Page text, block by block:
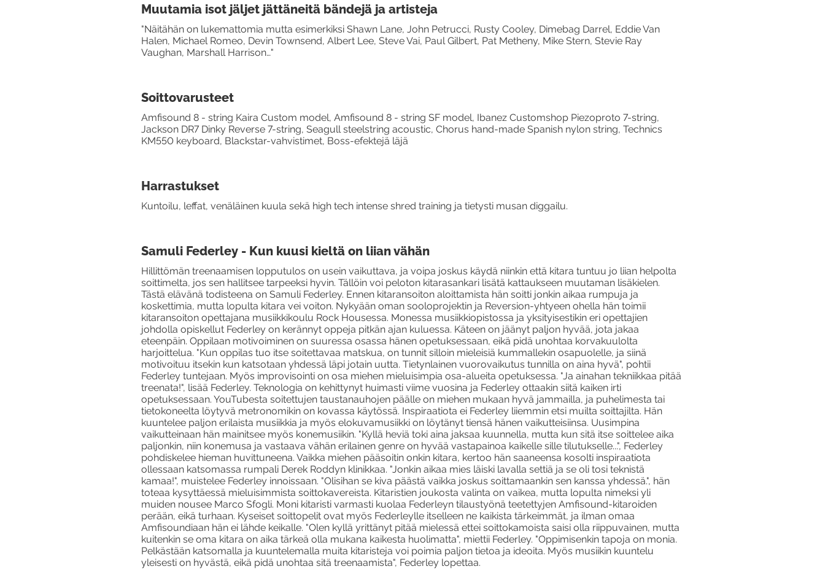
Muutamia isot jäljet jättäneitä bändejä ja artisteja
"Näitähän on lukemattomia mutta esimerkiksi Shawn Lane, John Petrucci, Rusty Cooley, Dimebag Darrel, Eddie Van
Halen, Michael Romeo, Devin Townsend, Albert Lee, Steve Vai, Paul Gilbert, Pat Metheny, Mike Stern, Stevie Ray
Vaughan, Marshall Harrison…"
Soittovarusteet
Amfisound 8 - string Kaira Custom model, Amfisound 8 - string SF model, Ibanez Customshop Piezoproto 7-string,
Jackson DR7 Dinky Reverse 7-string, Seagull steelstring acoustic, Chorus hand-made Spanish nylon string, Technics
KM550 keyboard, Blackstar-vahvistimet, Boss-efektejä läjä
Harrastukset
Kuntoilu, leffat, venäläinen kuula sekä high tech intense shred training ja tietysti musan diggailu.
Samuli Federley - Kun kuusi kieltä on liian vähän
Hillittömän treenaamisen lopputulos on usein vaikuttava, ja voipa joskus käydä niinkin että kitara tuntuu jo liian helpolta
soittimelta, jos sen hallitsee tarpeeksi hyvin. Tällöin voi peloton kitarasankari lisätä kattaukseen muutaman lisäkielen.
Tästä elävänä todisteena on Samuli Federley. Ennen kitaransoiton aloittamista hän soitti jonkin aikaa rumpuja ja
koskettimia, mutta lopulta kitara vei voiton. Nykyään oman sooloprojektin ja Reversion-yhtyeen ohella hän toimii
kitaransoiton opettajana musiikkikoulu Rock Housessa. Monessa musiikkiopistossa ja yksityisestikin eri opettajien
johdolla opiskellut Federley on kerännyt oppeja pitkän ajan kuluessa. Käteen on jäänyt paljon hyvää, jota jakaa
eteenpäin. Oppilaan motivoiminen on suuressa osassa hänen opetuksessaan, eikä pidä unohtaa korvakuulolta
harjoittelua. "Kun oppilas tuo itse soitettavaa matskua, on tunnit silloin mieleisiä kummallekin osapuolelle, ja siinä
motivoituu itsekin kun katsotaan yhdessä läpi jotain uutta. Tietynlainen vuorovaikutus tunnilla on aina hyvä", pohtii
Federley tuntejaan. Myös improvisointi on osa miehen mieluisimpia osa-alueita opetuksessa. "Ja ainahan tekniikkaa pitää
treenata!", lisää Federley. Teknologia on kehittynyt huimasti viime vuosina ja Federley ottaakin siitä kaiken irti
opetuksessaan. YouTubesta soitettujen taustanauhojen päälle on miehen mukaan hyvä jammailla, ja puhelimesta tai
tietokoneelta löytyvä metronomikin on kovassa käytössä. Inspiraatiota ei Federley liiemmin etsi muilta soittajilta. Hän
kuuntelee paljon erilaista musiikkia ja myös elokuvamusiikki on löytänyt tiensä hänen vaikutteisiinsa. Uusimpina
vaikutteinaan hän mainitsee myös konemusiikin. "Kyllä heviä toki aina jaksaa kuunnella, mutta kun sitä itse soittelee aika
paljonkin, niin konemusa ja vastaava vähän erilainen genre on hyvää vastapainoa kaikelle sille tilutukselle...", Federley
pohdiskelee hieman huvittuneena. Vaikka miehen pääsoitin onkin kitara, kertoo hän saaneensa kosolti inspiraatiota
ollessaan katsomassa rumpali Derek Roddyn klinikkaa. "Jonkin aikaa mies läiski lavalla settiä ja se oli tosi teknistä
kamaa!", muistelee Federley innoissaan. "Olisihan se kiva päästä vaikka joskus soittamaankin sen kanssa yhdessä.", hän
toteaa kysyttäessä mieluisimmista soittokavereista. Kitaristien joukosta valinta on vaikea, mutta lopulta nimeksi yli
muiden nousee Marco Sfogli. Moni kitaristi varmasti kuolaa Federleyn tilaustyönä teetettyjen Amfisound-kitaroiden
perään, eikä turhaan. Kyseiset soittopelit ovat myös Federleylle itselleen ne kaikista tärkeimmät, ja ilman omaa
Amfisoundiaan hän ei lähde keikalle. "Olen kyllä yrittänyt pitää mielessä ettei soittokamoista saisi olla riippuvainen, mutta
kuitenkin se oma kitara on aika tärkeä olla mukana kaikesta huolimatta", miettii Federley. "Oppimisenkin tapoja on monia.
Pelkästään katsomalla ja kuuntelemalla muita kitaristeja voi poimia paljon tietoa ja ideoita. Myös musiikin kuuntelu
yleisesti on hyvästä, eikä pidä unohtaa sitä treenaamista", Federley lopettaa.